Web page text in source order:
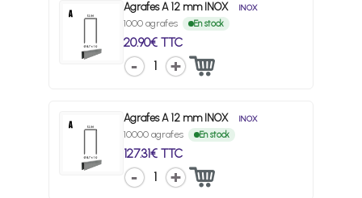
Agrafes A 12 mm INOX INOX
1000 agrafes En stock
20.90€ TTC
1
Agrafes A 12 mm INOX INOX
10000 agrafes En stock
127.31€ TTC
1